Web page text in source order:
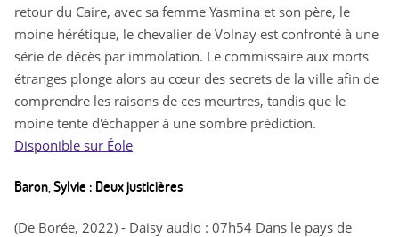
retour du Caire, avec sa femme Yasmina et son père, le
moine hérétique, le chevalier de Volnay est confronté à une
série de décès par immolation. Le commissaire aux morts
étranges plonge alors au cœur des secrets de la ville afin de
comprendre les raisons de ces meurtres, tandis que le
moine tente d'échapper à une sombre prédiction.
Disponible sur Éole
Baron, Sylvie : Deux justicières
(De Borée, 2022) - Daisy audio : 07h54 Dans le pays de